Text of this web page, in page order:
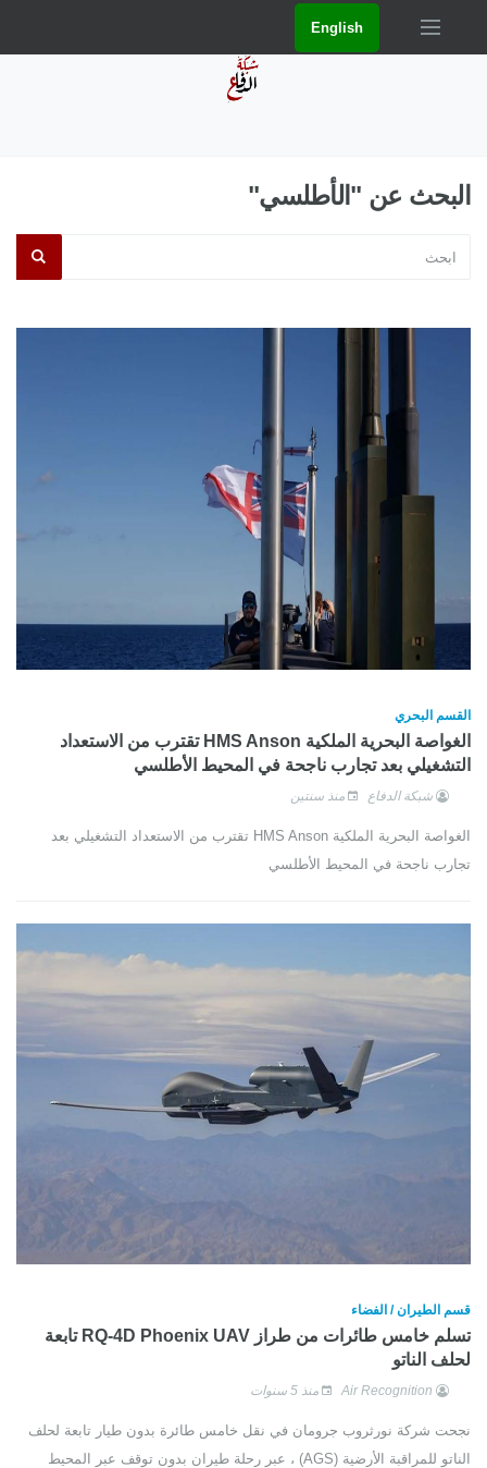
English
البحث عن "الأطلسي"
القسم البحري
الغواصة البحرية الملكية HMS Anson تقترب من الاستعداد
التشغيلي بعد تجارب ناجحة في المحيط الأطلسي
شبكة الدفاع منذ سنتين
الغواصة البحرية الملكية HMS Anson تقترب من الاستعداد التشغيلي بعد
تجارب ناجحة في المحيط الأطلسي
قسم الطيران / الفضاء
تسلم خامس طائرات من طراز RQ-4D Phoenix UAV تابعة
لحلف الناتو
Air Recognition منذ 5 سنوات
نجحت شركة نورثروب جرومان في نقل خامس طائرة بدون طيار تابعة لحلف
الناتو للمراقبة الأرضية (AGS) ، عبر رحلة طيران بدون توقف عبر المحيط